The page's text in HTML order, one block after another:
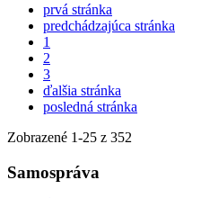
prvá stránka
predchádzajúca stránka
1
2
3
ďalšia stránka
posledná stránka
Zobrazené 1-25 z 352
Samospráva